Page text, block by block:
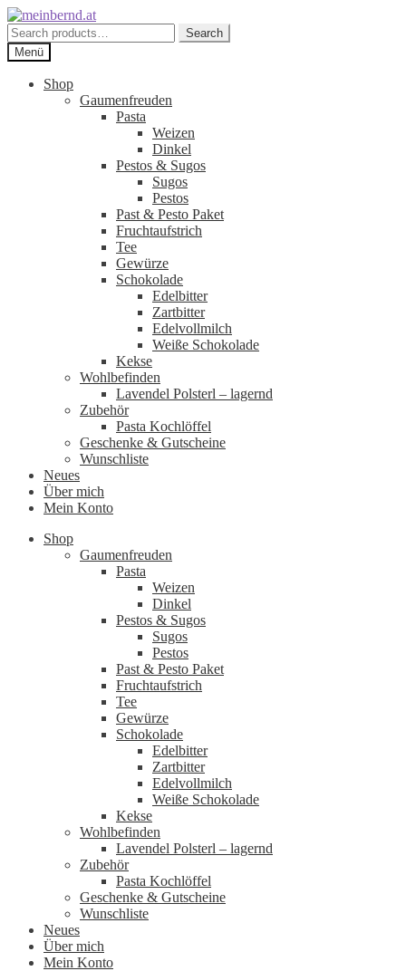
Zur
Navigation
springen
Zum
Inhalt
springen
Search
for:
Search
Menü
Shop
Gaumenfreuden
Pasta
Weizen
Dinkel
Pestos & Sugos
Sugos
Pestos
Past & Pesto Paket
Fruchtaufstrich
Tee
Gewürze
Schokolade
Edelbitter
Zartbitter
Edelvollmilch
Weiße Schokolade
Kekse
Wohlbefinden
Lavendel Polsterl – lagernd
Zubehör
Pasta Kochlöffel
Geschenke & Gutscheine
Wunschliste
Neues
Über mich
Mein Konto
Shop
Gaumenfreuden
Pasta
Weizen
Dinkel
Pestos & Sugos
Sugos
Pestos
Past & Pesto Paket
Fruchtaufstrich
Tee
Gewürze
Schokolade
Edelbitter
Zartbitter
Edelvollmilch
Weiße Schokolade
Kekse
Wohlbefinden
Lavendel Polsterl – lagernd
Zubehör
Pasta Kochlöffel
Geschenke & Gutscheine
Wunschliste
Neues
Über mich
Mein Konto